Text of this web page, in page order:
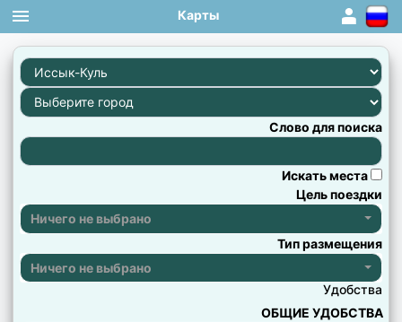
Карты 1
Слово для поиска
Искать места
Цель поездки
Ничего не выбрано
Тип размещения
Ничего не выбрано
Удобства
ОБЩИЕ УДОБСТВА
×
×
×
×
×
×
×
×
×
×
×
×
×
×
×
×
×
×
×
×
×
×
×
×
×
×
×
×
×
×
×
×
×
×
×
×
×
×
×
×
×
×